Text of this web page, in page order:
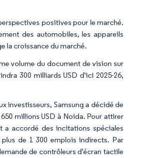
positives pour le marché.
des automobiles, les appareils
la croissance du marché.
volume du document de vision sur
300 milliards USD d'ici 2025-26,
investisseurs, Samsung a décidé de
millions USD à Noida. Pour attirer
a accordé des incitations spéciales
de 1 300 emplois indirects. Par
de contrôleurs d'écran tactile